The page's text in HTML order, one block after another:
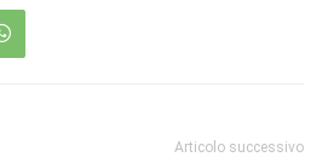
Articolo successivo